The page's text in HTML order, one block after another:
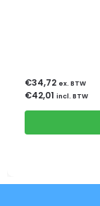
€34,72 ex. BTW
€42,01 incl. BTW